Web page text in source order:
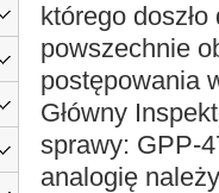
którego
powszechnie
postępowania
Główny
sprawy: GPP-
analogię